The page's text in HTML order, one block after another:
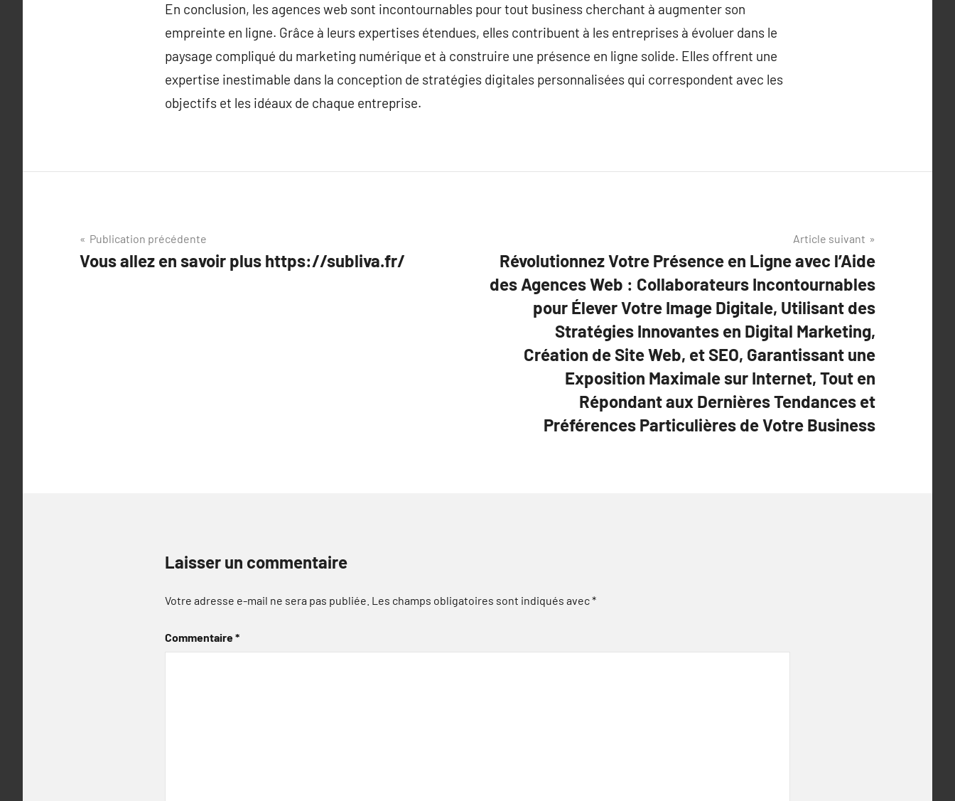
En conclusion, les agences web sont incontournables pour tout business cherchant à augmenter son
empreinte en ligne. Grâce à leurs expertises étendues, elles contribuent à les entreprises à évoluer dans le
paysage compliqué du marketing numérique et à construire une présence en ligne solide. Elles offrent une
expertise inestimable dans la conception de stratégies digitales personnalisées qui correspondent avec les
objectifs et les idéaux de chaque entreprise.
Navigation
de
Publication précédente
Vous allez en savoir plus https://subliva.fr/
Article suivant
Révolutionnez Votre Présence en Ligne avec l’Aide
des Agences Web : Collaborateurs Incontournables
pour Élever Votre Image Digitale, Utilisant des
Stratégies Innovantes en Digital Marketing,
Création de Site Web, et SEO, Garantissant une
Exposition Maximale sur Internet, Tout en
Répondant aux Dernières Tendances et
Préférences Particulières de Votre Business
Laisser un commentaire
Votre adresse e-mail ne sera pas publiée. Les champs obligatoires sont indiqués avec*
Commentaire*